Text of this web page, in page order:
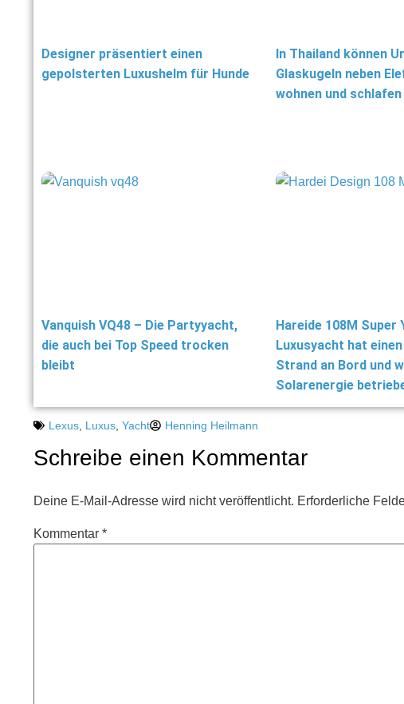
Designer präsentiert einen
gepolsterten Luxushelm für Hunde
In Thailand können
Glaskugeln neben
wohnen und schlafen
Vanquish VQ48 – Die Partyyacht,
die auch bei Top Speed trocken
bleibt
Hareide 108M Super
Luxusyacht hat
Strand an Bord und
Solarenergie
Lexus Luxus Yacht Henning Heilmann
Schreibe einen Kommentar
Deine E-Mail-Adresse wird nicht veröffentlicht. Erforderliche
Kommentar *